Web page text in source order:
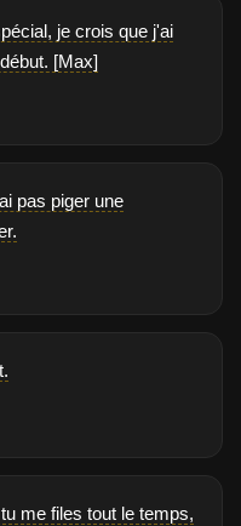
je crois que j'ai
[Max]
pas piger une
me files tout le temps,